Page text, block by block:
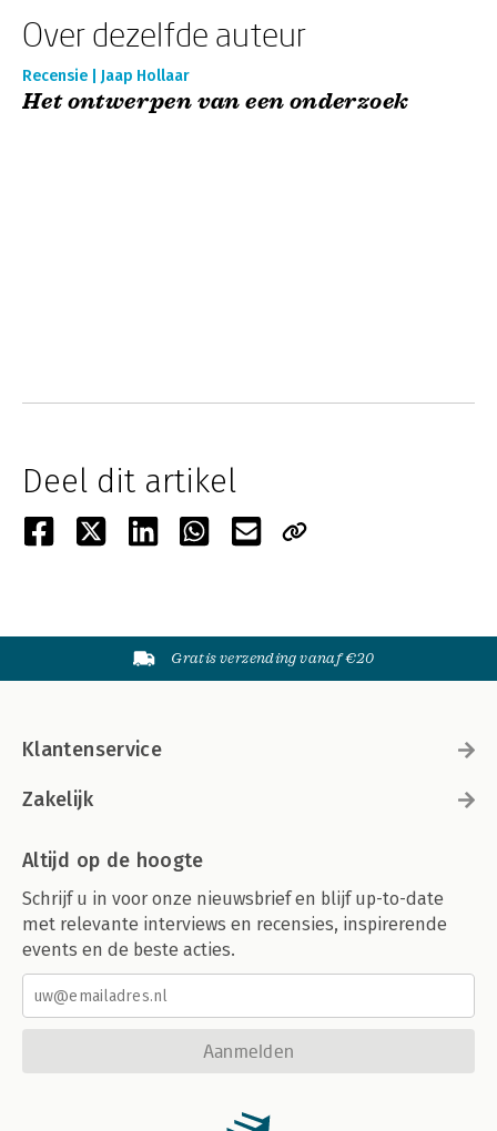
Over dezelfde auteur
Recensie | Jaap Hollaar
Het ontwerpen van een onderzoek
Deel dit artikel
Gratis verzending vanaf €20
Klantenservice
Zakelijk
Altijd op de hoogte
Schrijf u in voor onze nieuwsbrief en blijf up-to-date
met relevante interviews en recensies, inspirerende
events en de beste acties.
Aanmelden